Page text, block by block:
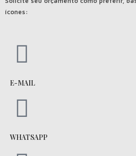
ícones:
E-MAIL
WHATSAPP